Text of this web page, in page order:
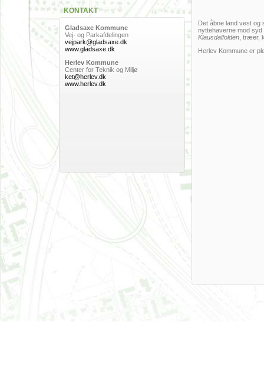
KONTAKT
Gladsaxe Kommune
Vej- og Parkafdelingen
vejpark@gladsaxe.dk
www.gladsaxe.dk
Herlev Kommune
Center for Teknik og Miljø
ket@herlev.dk
www.herlev.dk
Det åbne land vest
nyttehaverne mod
Klausdalfolden , træer,
Herlev Kommune er